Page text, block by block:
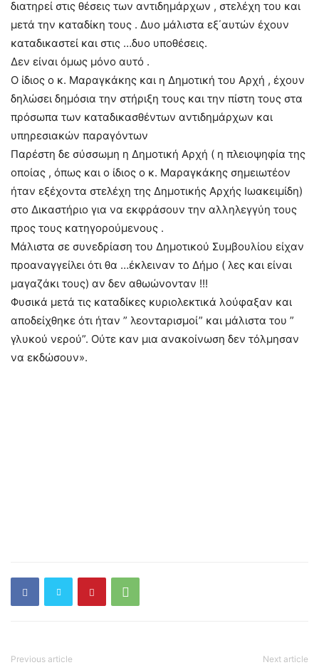
διατηρεί στις θέσεις των αντιδημάρχων , στελέχη του και
μετά την καταδίκη τους . Δυο μάλιστα εξ΄αυτών έχουν
καταδικαστεί και στις …δυο υποθέσεις.
Δεν είναι όμως μόνο αυτό .
Ο ίδιος ο κ. Μαραγκάκης και η Δημοτική του Αρχή , έχουν
δηλώσει δημόσια την στήριξη τους και την πίστη τους στα
πρόσωπα των καταδικασθέντων αντιδημάρχων και
υπηρεσιακών παραγόντων
Παρέστη δε σύσσωμη η Δημοτική Αρχή ( η πλειοψηφία της
οποίας , όπως και ο ίδιος ο κ. Μαραγκάκης σημειωτέον
ήταν εξέχοντα στελέχη της Δημοτικής Αρχής Ιωακειμίδη)
στο Δικαστήριο για να εκφράσουν την αλληλεγγύη τους
προς τους κατηγορούμενους .
Μάλιστα σε συνεδρίαση του Δημοτικού Συμβουλίου είχαν
προαναγγείλει ότι θα …έκλειναν το Δήμο ( λες και είναι
μαγαζάκι τους) αν δεν αθωώνονταν !!!
Φυσικά μετά τις καταδίκες κυριολεκτικά λούφαξαν και
αποδείχθηκε ότι ήταν ” λεονταρισμοί” και μάλιστα του ”
γλυκού νερού”. Ούτε καν μια ανακοίνωση δεν τόλμησαν
να εκδώσουν».
Previous article Next article